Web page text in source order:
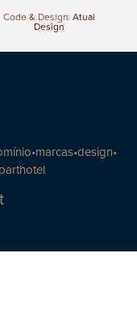
Code & Design: Atual
Design
•marcas•design•